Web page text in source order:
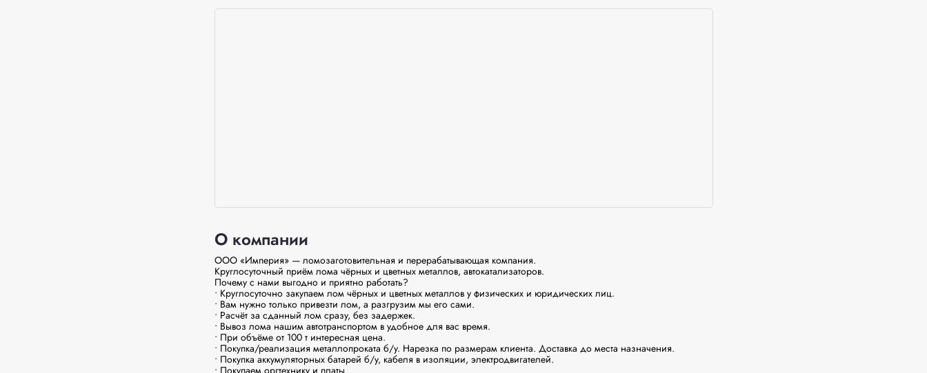
О компании
ООО «Империя» — ломозаготовительная и перерабатывающая компания.
Круглосуточный приём лома чёрных и цветных металлов, автокатализаторов.
Почему с нами выгодно и приятно работать?
• Круглосуточно закупаем лом чёрных и цветных металлов у физических и юридических лиц.
• Вам нужно только привезти лом, а разгрузим мы его сами.
• Расчёт за сданный лом сразу, без задержек.
• Вывоз лома нашим автотранспортом в удобное для вас время.
• При объёме от 100 т интересная цена.
• Покупка/реализация металлопроката б/у. Нарезка по размерам клиента. Доставка до места назначения.
• Покупка аккумуляторных батарей б/у, кабеля в изоляции, электродвигателей.
• Покупаем оргтехнику и платы.